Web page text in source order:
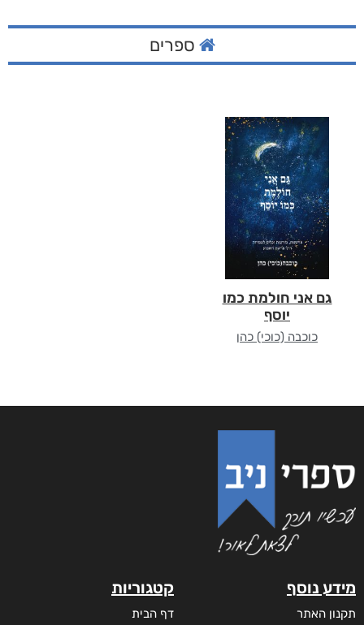
ספרים
גם אני חולמת כמו
יוסף
כוכבה (כוכי) כהן
מידע נוסף
תקנון האתר
קטגוריות
דף הבית